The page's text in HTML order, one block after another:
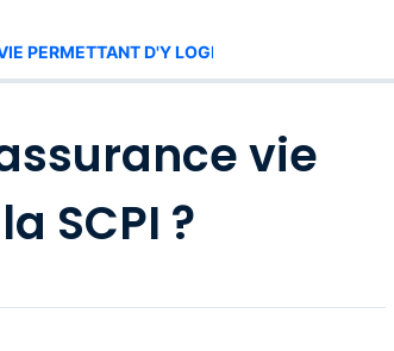
PERMETTANT D'Y LOGER DE LA SCPI ?
vie
SCPI ?